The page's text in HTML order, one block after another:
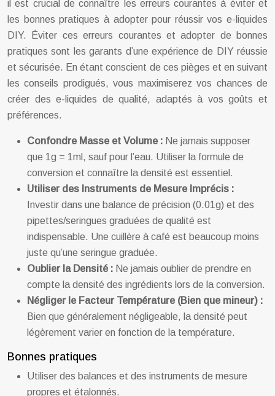
il est crucial de connaître les erreurs courantes à éviter et
les bonnes pratiques à adopter pour réussir vos e-liquides
DIY. Éviter ces erreurs courantes et adopter de bonnes
pratiques sont les garants d’une expérience de DIY réussie
et sécurisée. En étant conscient de ces pièges et en suivant
les conseils prodigués, vous maximiserez vos chances de
créer des e-liquides de qualité, adaptés à vos goûts et
préférences.
Confondre Masse et Volume : Ne jamais supposer
que 1g = 1ml, sauf pour l’eau. Utiliser la formule de
conversion et connaître la densité est essentiel.
Utiliser des Instruments de Mesure Imprécis :
Investir dans une balance de précision (0.01g) et des
pipettes/seringues graduées de qualité est
indispensable. Une cuillère à café est beaucoup moins
juste qu’une seringue graduée.
Oublier la Densité : Ne jamais oublier de prendre en
compte la densité des ingrédients lors de la conversion.
Négliger le Facteur Température (Bien que mineur) :
Bien que généralement négligeable, la densité peut
légèrement varier en fonction de la température.
Bonnes pratiques
Utiliser des balances et des instruments de mesure
propres et étalonnés.